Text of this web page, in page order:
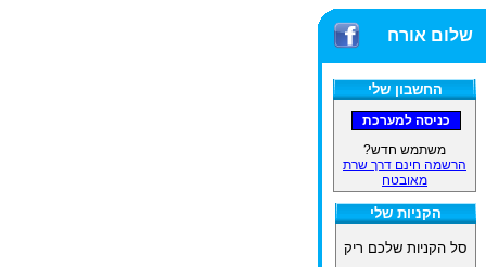
שלום אורח
החשבון שלי
משתמש חדש?
הרשמה חינם דרך שרת
מאובטח
הקניות שלי
סל הקניות שלכם ריק